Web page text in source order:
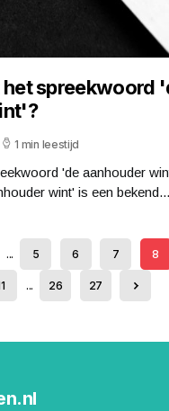
spreekwoord
1 min leestijd
'de aanhouder
wint' is een bekend...
... 5 6 7 8
... 26 27